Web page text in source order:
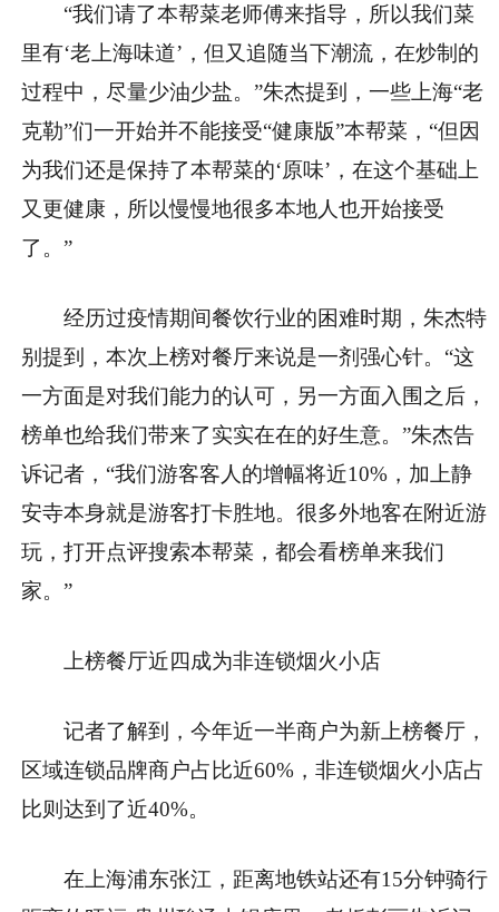
“我们请了本帮菜老师傅来指导，所以我们菜
里有‘老上海味道’，但又追随当下潮流，在炒制的
过程中，尽量少油少盐。”朱杰提到，一些上海“老
克勒”们一开始并不能接受“健康版”本帮菜，“但因
为我们还是保持了本帮菜的‘原味’，在这个基础上
又更健康，所以慢慢地很多本地人也开始接受
了。”
经历过疫情期间餐饮行业的困难时期，朱杰特
别提到，本次上榜对餐厅来说是一剂强心针。“这
一方面是对我们能力的认可，另一方面入围之后，
榜单也给我们带来了实实在在的好生意。”朱杰告
诉记者，“我们游客客人的增幅将近10%，加上静
安寺本身就是游客打卡胜地。很多外地客在附近游
玩，打开点评搜索本帮菜，都会看榜单来我们
家。”
上榜餐厅近四成为非连锁烟火小店
记者了解到，今年近一半商户为新上榜餐厅，
区域连锁品牌商户占比近60%，非连锁烟火小店占
比则达到了近40%。
在上海浦东张江，距离地铁站还有15分钟骑行